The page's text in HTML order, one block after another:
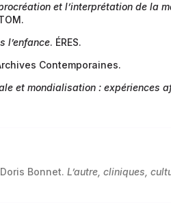
et l’interprétation de la
l’enfance. ÉRES.
Contemporaines.
et mondialisation : expériences
Bonnet. L’autre, cliniques,